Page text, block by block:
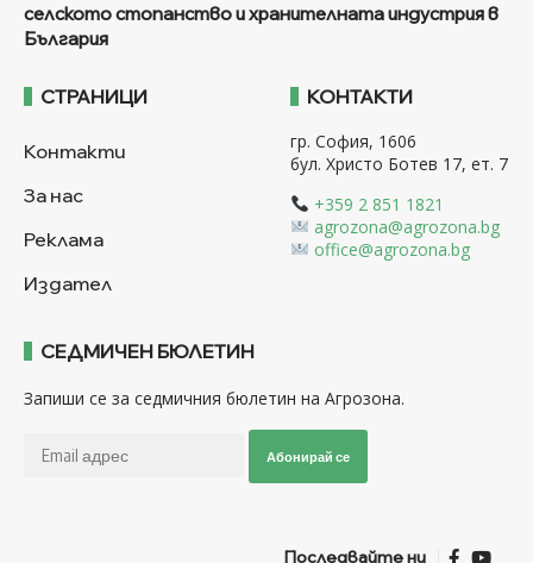
селското стопанство и хранителната индустрия в
България
СТРАНИЦИ
Контакти
За нас
Реклама
Издател
КОНТАКТИ
гр. София, 1606
бул. Христо Ботев 17, ет. 7
+359 2 851 1821
agrozona@agrozona.bg
office@agrozona.bg
СЕДМИЧЕН БЮЛЕТИН
Запиши се за седмичния бюлетин на Агрозона.
Абонирай се
Последвайте ни